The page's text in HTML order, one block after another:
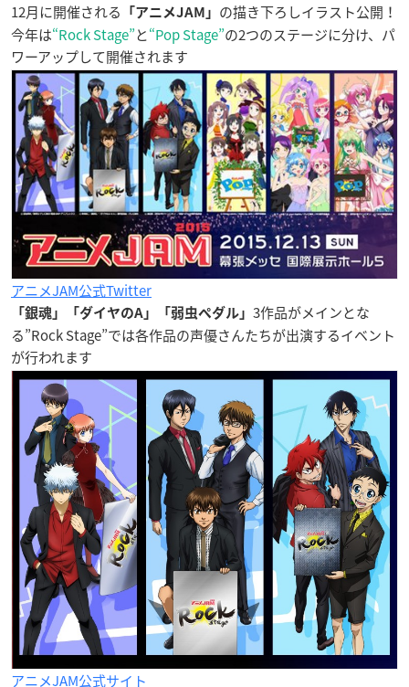
12月に開催される 「アニメJAM」 の描き下ろしイラスト公開！
今年は“Rock Stage”と“Pop Stage”の2つのステージに分け、パ
ワーアップして開催されます
アニメJAM公式Twitter
「銀魂」「ダイヤのA」「弱虫ペダル」 3作品がメインとな
る”Rock Stage”では各作品の声優さんたちが出演するイベント
が行われます
アニメJAM公式サイト